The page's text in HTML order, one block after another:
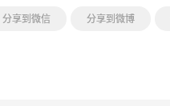
分享到微信 分享到微博